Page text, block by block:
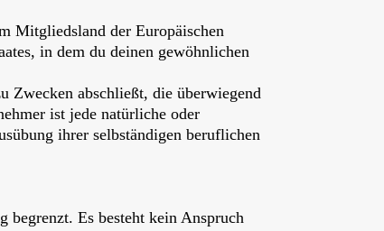
Mitgliedsland der Europäischen
in dem du deinen gewöhnlichen
Zwecken abschließt, die überwiegend
ist jede natürliche oder
ihrer selbständigen beruflichen
begrenzt. Es besteht kein Anspruch